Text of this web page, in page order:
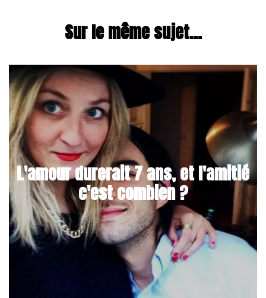
Sur le même sujet...
L'amour durerait 7 ans, et l'amitié
c'est combien ?